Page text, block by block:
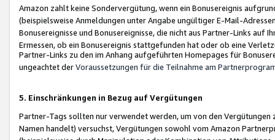
Amazon zahlt keine Sondervergütung, wenn ein Bonusereignis
(beispielsweise Anmeldungen unter Angabe ungültiger E-Mail-
Bonusereignisse und Bonusereignisse, die nicht aus Partner-Links auf
Ermessen, ob ein Bonusereignis stattgefunden hat oder ob eine
Partner-Links zu den im Anhang aufgeführten Homepages für
ungeachtet derVoraussetzungen für die Teilnahme am
5. Einschränkungen in Bezug auf Vergütungen
Partner-Tags sollten nur verwendet werden, um von den
Namen handelt) versuchst, Vergütungen sowohl vom Amazon